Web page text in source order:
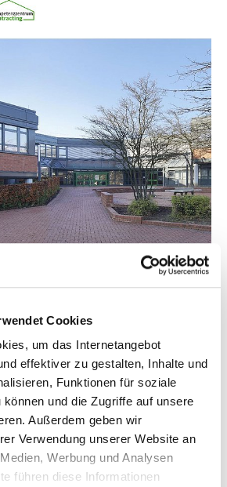
Cookies
um das Internetangebot
effektiver zu gestalten, Inhalte und
Funktionen für soziale
können und die Zugriffe auf unsere
Außerdem geben wir
Verwendung unserer Website an
Werbung und Analysen
führen diese Informationen
die erste Phase zur
Energiespar-Contracting-